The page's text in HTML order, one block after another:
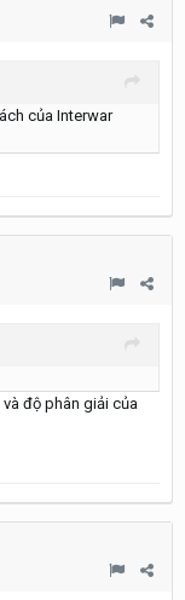
của Interwar
độ phân giải của